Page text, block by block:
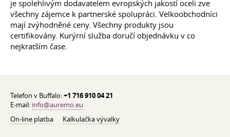
je spolehlivým dodavatelem evropských jakostí oceli zve
všechny zájemce k partnerské spolupráci. Velkoobchodníci
mají zvýhodněné ceny. Všechny produkty jsou
certifikovány. Kurýrní služba doručí objednávku v co
nejkratším čase.
Telefon v Buffalo:+1 716 910 04 21
E-mail: info@auremo.eu
On-line platba
Kalkulačka vývalky